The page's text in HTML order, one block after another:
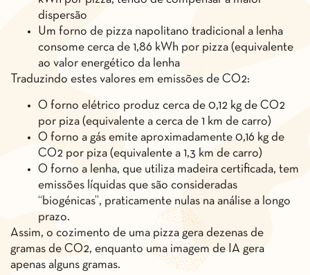
dispersão
Um forno de pizza napolitano tradicional a lenha
consome cerca de 1,86 kWh por pizza (equivalente
ao valor energético da lenha
Traduzindo estes valores em emissões de CO2:
O forno elétrico produz cerca de 0,12 kg de CO2
por piza (equivalente a cerca de 1 km de carro)
O forno a gás emite aproximadamente 0,16 kg de
CO2 por piza (equivalente a 1,3 km de carro)
O forno a lenha, que utiliza madeira certificada, tem
emissões líquidas que são consideradas
“biogénicas”, praticamente nulas na análise a longo
prazo.
Assim, o cozimento de uma pizza gera dezenas de
gramas de CO2, enquanto uma imagem de IA gera
apenas alguns gramas.